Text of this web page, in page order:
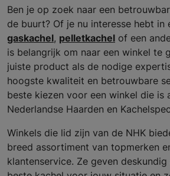
Ben je op zoek naar een
de buurt? Of je nu interesse hebt in
gaskachel, pelletkachel of een
is belangrijk om naar een winkel te
juiste product als de nodige
hoogste kwaliteit en betrouwbare
beste kiezen voor een winkel die is
Nederlandse Haarden en
Winkels die lid zijn van de NHK
breed assortiment van topmerken
klantenservice. Ze geven